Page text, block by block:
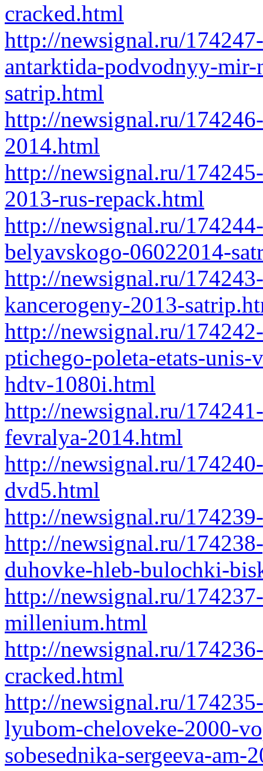
cracked.html
http://newsignal.ru/
antarktida-podvodnyy-mir-
satrip.html
http://newsignal.ru/
2014.html
http://newsignal.ru/
2013-rus-repack.html
http://newsignal.ru/
belyavskogo-06022014-
http://newsignal.ru/
kancerogeny-2013-
http://newsignal.ru/
ptichego-poleta-etats-
hdtv-1080i.html
http://newsignal.ru/
fevralya-2014.html
http://newsignal.ru/
dvd5.html
http://newsignal.ru/
http://newsignal.ru/
duhovke-hleb-bulochki-
http://newsignal.ru/
millenium.html
http://newsignal.ru/
cracked.html
http://newsignal.ru/
lyubom-cheloveke-2000-
sobesednika-sergeeva-am-